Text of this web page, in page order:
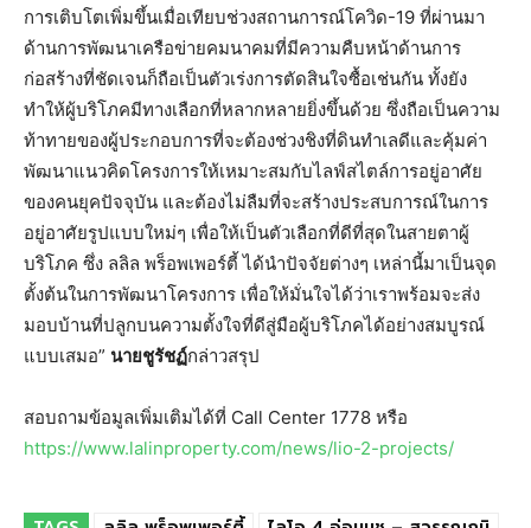
การเติบโตเพิ่มขึ้นเมื่อเทียบช่วงสถานการณ์โควิด-19 ที่ผ่านมา
ด้านการพัฒนาเครือข่ายคมนาคมที่มีความคืบหน้าด้านการ
ก่อสร้างที่ชัดเจนก็ถือเป็นตัวเร่งการตัดสินใจซื้อเช่นกัน ทั้งยัง
ทำให้ผู้บริโภคมีทางเลือกที่หลากหลายยิ่งขึ้นด้วย ซึ่งถือเป็นความ
ท้าทายของผู้ประกอบการที่จะต้องช่วงชิงที่ดินทำเลดีและคุ้มค่า
พัฒนาแนวคิดโครงการให้เหมาะสมกับไลฟ์สไตล์การอยู่อาศัย
ของคนยุคปัจจุบัน และต้องไม่ลืมที่จะสร้างประสบการณ์ในการ
อยู่อาศัยรูปแบบใหม่ๆ เพื่อให้เป็นตัวเลือกที่ดีที่สุดในสายตาผู้
บริโภค ซึ่ง ลลิล พร็อพเพอร์ตี้ ได้นำปัจจัยต่างๆ เหล่านี้มาเป็นจุด
ตั้งต้นในการพัฒนาโครงการ เพื่อให้มั่นใจได้ว่าเราพร้อมจะส่ง
มอบบ้านที่ปลูกบนความตั้งใจที่ดีสู่มือผู้บริโภคได้อย่างสมบูรณ์
แบบเสมอ” นายชูรัชฏ์กล่าวสรุป
สอบถามข้อมูลเพิ่มเติมได้ที่ Call Center 1778 หรือ
https://www.lalinproperty.com/news/lio-2-projects/